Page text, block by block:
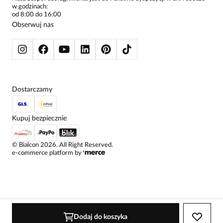
Dodaj do koszyka
SWETRY
BLUZY
w godzinach:
od 8:00 do 16:00
Obserwuj nas
© Bialcon 2026. All Right Reserved.
e-commerce platform by
Dostarczamy
Kupuj bezpiecznie